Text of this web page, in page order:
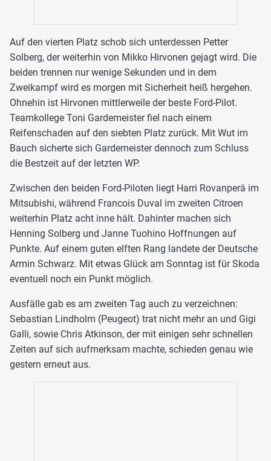
Auf den vierten Platz schob sich unterdessen Petter
Solberg, der weiterhin von Mikko Hirvonen gejagt wird. Die
beiden trennen nur wenige Sekunden und in dem
Zweikampf wird es morgen mit Sicherheit heiß hergehen.
Ohnehin ist Hirvonen mittlerweile der beste Ford-Pilot.
Teamkollege Toni Gardemeister fiel nach einem
Reifenschaden auf den siebten Platz zurück. Mit Wut im
Bauch sicherte sich Gardemeister dennoch zum Schluss
die Bestzeit auf der letzten WP.
Zwischen den beiden Ford-Piloten liegt Harri Rovanperä im
Mitsubishi, während Francois Duval im zweiten Citroen
weiterhin Platz acht inne hält. Dahinter machen sich
Henning Solberg und Janne Tuohino Hoffnungen auf
Punkte. Auf einem guten elften Rang landete der Deutsche
Armin Schwarz. Mit etwas Glück am Sonntag ist für Skoda
eventuell noch ein Punkt möglich.
Ausfälle gab es am zweiten Tag auch zu verzeichnen:
Sebastian Lindholm (Peugeot) trat nicht mehr an und Gigi
Galli, sowie Chris Atkinson, der mit einigen sehr schnellen
Zeiten auf sich aufmerksam machte, schieden genau wie
gestern erneut aus.